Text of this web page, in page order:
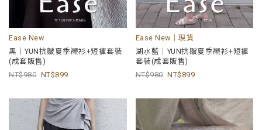
Ease New
黑｜YUN抗皺夏季襯衫+短褲套裝
(成套販售)
980
899
Ease New｜現貨
湖水藍｜YUN抗皺夏季襯衫+短褲
套裝(成套販售)
980
899